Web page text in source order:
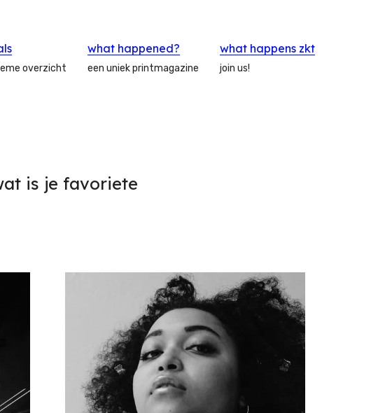
overzicht
what happened?
een uniek printmagazine
what happens zkt
join us!
is je favoriete